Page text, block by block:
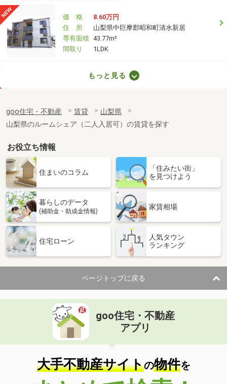
価 格
8.60万円
住 所
山梨県中巨摩郡昭和町清水新居
専有面積 43.77m²
間取り
1LDK
専有面積
45.89m²
間取り
1LDK
山梨県甲府市下飯田３
価 格
6.95万円
山梨県甲府市下飯田３
専有面積 46.09m²
間取り
山梨県甲府市城東３
住 所
山梨県甲府市城東３
専有面積 29.52m²
間取り
ワンルーム
山梨県甲府市大里町
価 格
住 所
山梨県甲府市大里町
専有面積 32.94m²
間取り
ワンルーム
山梨県甲府市東光寺３丁目
もっと見る
goo住宅・不動産 賃貸
山梨県
山梨県のルームシェア（二人入居可）の賃貸を探す
お役立ち情報
住まいのコラム
「住みたい街」
を見つけよう
暮らしのデータ
(補助金・助成金情報)
家賃相場
住宅ローン
人気タウン
ランキング
ページトップに戻る
goo住宅・不動産
アプリ
大手不動産サイトの物件を